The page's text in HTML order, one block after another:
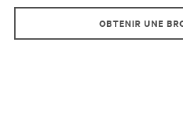
OBTENIR UNE